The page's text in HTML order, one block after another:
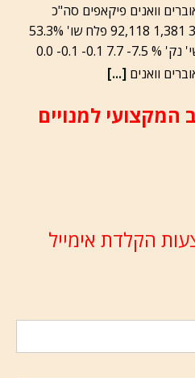
וואנים פיקאפים סה"כ
מסירות 49,086 38,077 3,574 1,381 92,118 פלח שו' 53.3%
41.3% 3.9% 1.5% 100.0% שי' נק' % 7.5- 7.7 0.1- 0.1- 0.0
[...]
המקצועי למנויים
הקלדת אימייל